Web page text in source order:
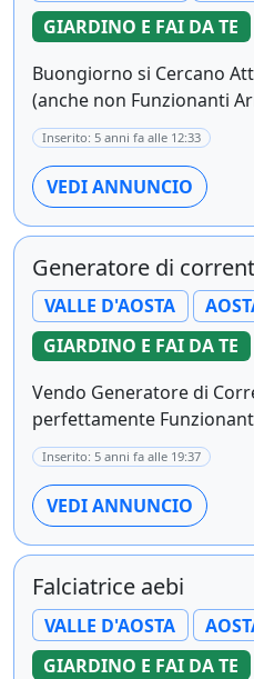
GIARDINO E FAI DA TE
Buongiorno si Cercano
(anche non Funzionanti
Inserito: 5 anni fa alle 12:33
VEDI ANNUNCIO
Generatore di
VALLE D'AOSTA
GIARDINO E FAI DA TE
Vendo Generatore di
perfettamente
Inserito: 5 anni fa alle 19:37
VEDI ANNUNCIO
Falciatrice aebi
VALLE D'AOSTA
GIARDINO E FAI DA TE